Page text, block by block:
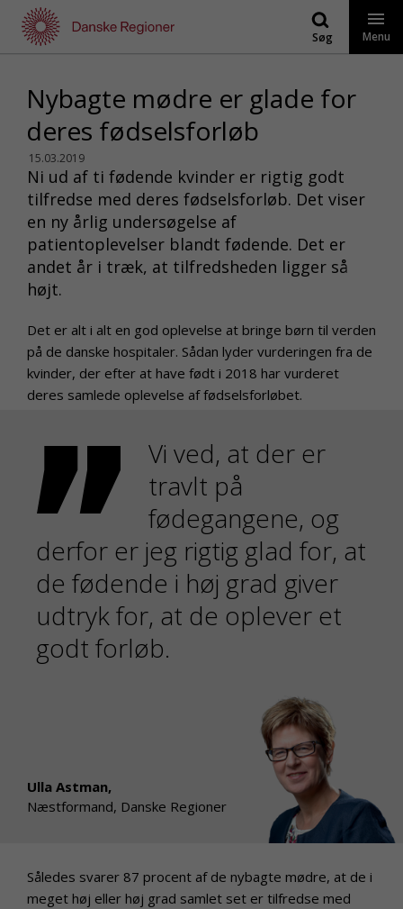
indhold
Søg Menu
Nybagte mødre er glade for
deres fødselsforløb
15.03.2019
Ni ud af ti fødende kvinder er rigtig godt
tilfredse med deres fødselsforløb. Det viser
en ny årlig undersøgelse af
patientoplevelser blandt fødende. Det er
andet år i træk, at tilfredsheden ligger så
højt.
Det er alt i alt en god oplevelse at bringe børn til verden
på de danske hospitaler. Sådan lyder vurderingen fra de
kvinder, der efter at have født i 2018 har vurderet
deres samlede oplevelse af fødselsforløbet.
Vi ved, at der er
travlt på
fødegangene, og
derfor er jeg rigtig glad for, at
de fødende i høj grad giver
udtryk for, at de oplever et
godt forløb.
Ulla Astman,
Næstformand, Danske Regioner
Således svarer 87 procent af de nybagte mødre, at de i
meget høj eller høj grad samlet set er tilfredse med